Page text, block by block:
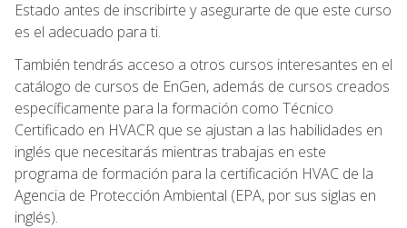
Estado antes de inscribirte y asegurarte de que este curso
es el adecuado para ti.
También tendrás acceso a otros cursos interesantes en el
catálogo de cursos de EnGen, además de cursos creados
específicamente para la formación como Técnico
Certificado en HVACR que se ajustan a las habilidades en
inglés que necesitarás mientras trabajas en este
programa de formación para la certificación HVAC de la
Agencia de Protección Ambiental (EPA, por sus siglas en
inglés).